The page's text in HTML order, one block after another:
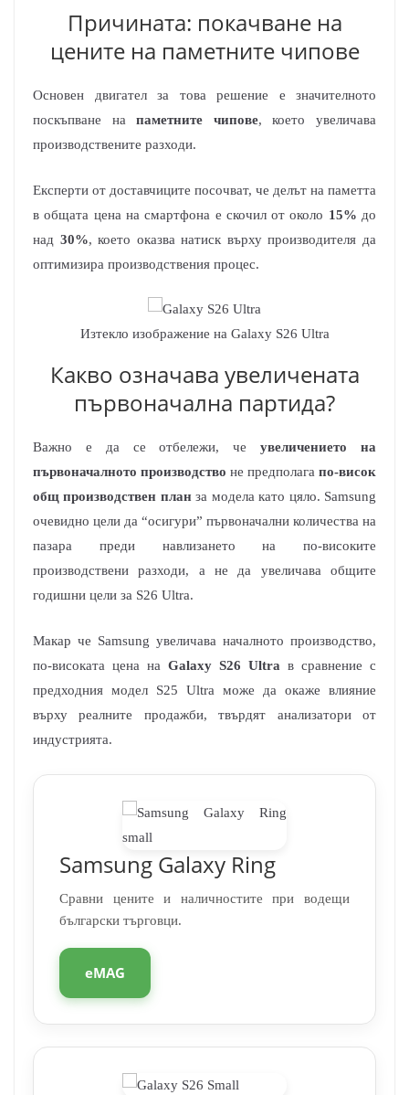
Причината: покачване на
цените на паметните чипове
Основен двигател за това решение е значителното
поскъпване напаметните чипове, което увеличава
производствените разходи.
Експерти от доставчиците посочват, че делът на паметта
в общата цена на смартфона е скочил от около 15% до
над 30%, което оказва натиск върху производителя да
оптимизира производствения процес.
Изтекло изображение на Galaxy S26 Ultra
Какво означава увеличената
първоначална партида?
Важно е да се отбележи, чеувеличението на
първоначалното производство не предполага по-висок
общ производствен планза модела като цяло. Samsung
очевидно цели да “осигури” първоначални количества на
пазара преди навлизането на по-високите
производствени разходи, а не да увеличава общите
годишни цели за S26 Ultra.
Макар че Samsung увеличава началното производство,
по-високата цена на Galaxy S26 Ultra в сравнение с
предходния модел S25 Ultra може да окаже влияние
върху реалните продажби, твърдят анализатори от
индустрията.
Samsung Galaxy Ring
Сравни цените и наличностите при водещи
български търговци.
eMAG